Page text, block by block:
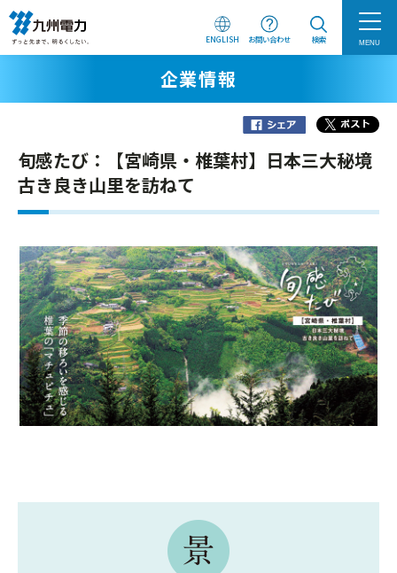
ENGLISH お問い合わせ 検索 MENU
企業情報
旬感たび：【宮崎県・椎葉村】日本三大秘境
古き良き山里を訪ねて